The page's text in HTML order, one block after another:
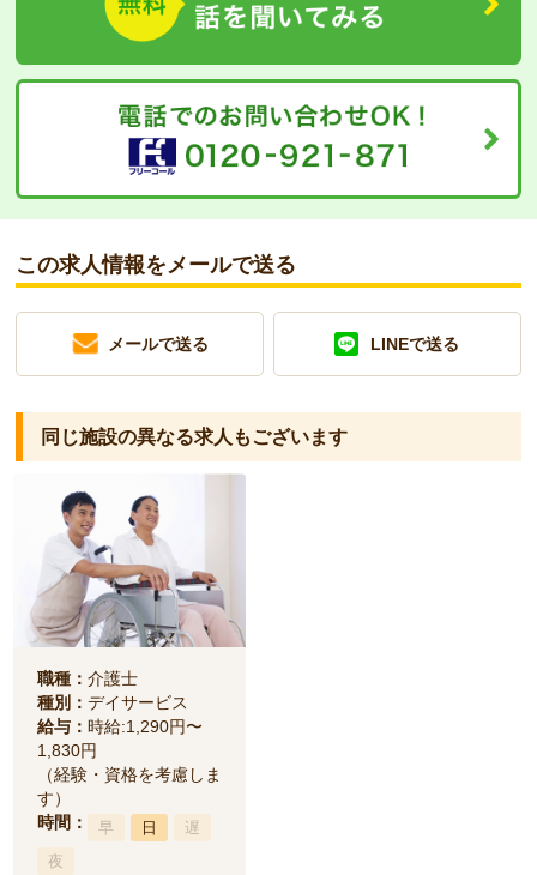
この求人情報をメールで送る
メールで送る LINEで送る
同じ施設の異なる求人もございます
職種： 介護士
種別： デイサービス
給与： 時給:1,290円〜
1,830円
（経験・資格を考慮しま
す）
時間：
早 日
遅
夜